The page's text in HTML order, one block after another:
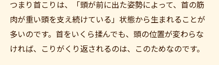
つまり首こりは、「頭が前に出た姿勢によって、首の筋
肉が重い頭を支え続けている」状態から生まれることが
多いのです。首をいくら揉んでも、頭の位置が変わらな
ければ、こりがくり返されるのは、このためなのです。